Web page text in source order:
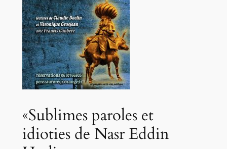
«Sublimes paroles et
idioties de Nasr Eddin